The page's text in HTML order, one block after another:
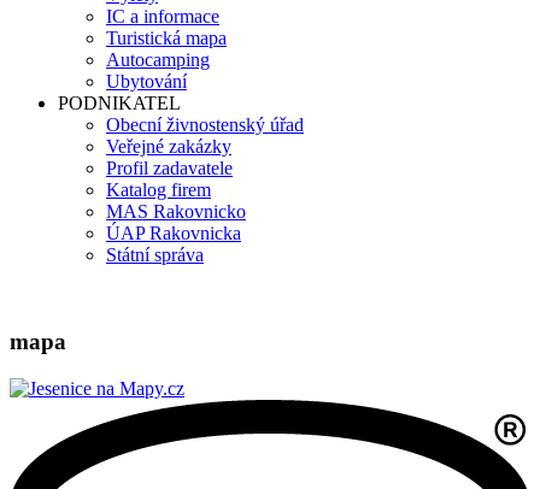
IC a informace
Turistická mapa
Autocamping
Ubytování
PODNIKATEL
Obecní živnostenský úřad
Veřejné zakázky
Profil zadavatele
Katalog firem
MAS Rakovnicko
ÚAP Rakovnicka
Státní správa
mapa